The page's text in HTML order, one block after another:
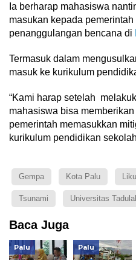
Ia berharap mahasiswa
masukan kepada
penanggulangan bencana di
Termasuk dalam
masuk ke kurikulum
“Kami harap setelah
mahasiswa bisa
pemerintah memasukkan
kurikulum pendidikan
Gempa Kota Palu
Tsunami Universitas
Baca Juga
Palu Palu